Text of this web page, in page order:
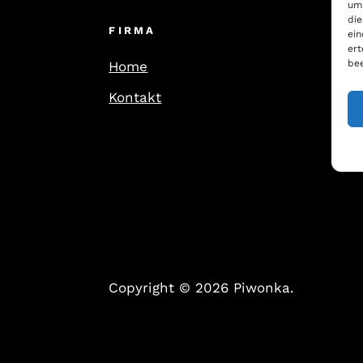
FIRMA
Home
Kontakt
Copyright © 2026 Piwonka.